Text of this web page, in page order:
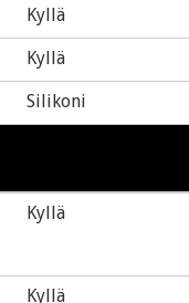
Kyllä
Kyllä
Silikoni
Kyllä
Kyllä